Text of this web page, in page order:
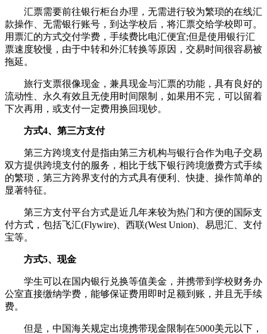
汇票需要前往银行柜台办理，无需进行较为繁琐的在线汇
款操作、无需银行账号，到达学校后，将汇票交给学校即可。
用票汇的方式交付学费，手续费比电汇便宜;但是使用银行汇
票速度较慢，由于中转和外汇转换等原因，交易时间很容易被
拖延。
旅行支票很像现金，兼具现金与汇票的功能，具有良好的
流动性、永久有效且无使用时间限制，如果用不完，可以留着
下次再用，或支付一定费用换回现钞。
方式4、第三方支付
第三方跨境支付是指由第三方机构与银行合作为电子交易
双方提供跨境支付的服务，相比于线下银行跨境缴费方式手续
的繁琐，第三方跨界支付的方式具有便利、快捷、操作简单的
显著特征。
第三方支付平台方式是近几年来较为热门和方便的国际支
付方式，包括飞汇(Flywire)、西联(West Union)、易思汇、支付
宝等。
方式5、现金
学生可以在国内银行兑换等值美金，并携带到学校财务办
公室直接缴纳学费，能够保证费用即时足额到账，并且无手续
费。
但是，中国海关规定出境携带现金限制在5000美元以下，